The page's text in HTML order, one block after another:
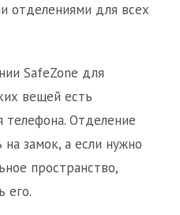
отделениями для всех
SafeZone для
вещей есть
Отделение
замок, а если нужно
пространство,
его.